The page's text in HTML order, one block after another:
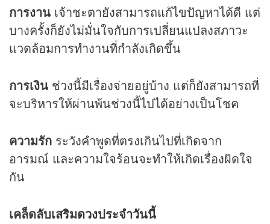
การงาน เจ้าชะตายังสามารถแก้ไขปัญหาได้ดี แต่
บางครั้งก็ยังไม่มั่นใจกับการเปลี่ยนแปลงสภาวะ
แวดล้อมการทำงานที่กำลังเกิดขึ้น
การเงิน ช่วงนี้มีเรื่องจ่ายอยู่บ้าง แต่ก็ยังสามารถที่
จะบริหารให้ผ่านพ้นช่วงนี้ไปได้อย่างเป็นโชค
ความรัก ระวังคำพูดที่ตรงเกินไปที่เกิดจาก
อารมณ์ และความใจร้อนจะทำให้เกิดเรื่องผิดใจ
กัน
เคล็ดลับเสริมดวงประจำวันนี้